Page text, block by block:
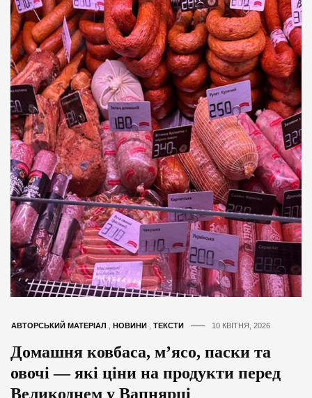
АВТОРСЬКИЙ МАТЕРІАЛ НОВИНИ ТЕКСТИ 10 КВІТНЯ, 2026
Домашня ковбаса, м’ясо, паски та
овочі — які ціни на продукти перед
Великоднем у Вапнярці